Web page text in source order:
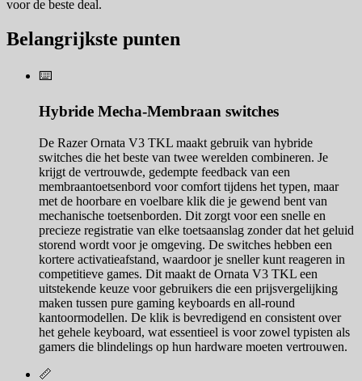
voor de beste deal.
Belangrijkste punten
⌨️
Hybride Mecha-Membraan switches
De Razer Ornata V3 TKL maakt gebruik van hybride
switches die het beste van twee werelden combineren. Je
krijgt de vertrouwde, gedempte feedback van een
membraantoetsenbord voor comfort tijdens het typen, maar
met de hoorbare en voelbare klik die je gewend bent van
mechanische toetsenborden. Dit zorgt voor een snelle en
precieze registratie van elke toetsaanslag zonder dat het geluid
storend wordt voor je omgeving. De switches hebben een
kortere activatieafstand, waardoor je sneller kunt reageren in
competitieve games. Dit maakt de Ornata V3 TKL een
uitstekende keuze voor gebruikers die een prijsvergelijking
maken tussen pure gaming keyboards en all-round
kantoormodellen. De klik is bevredigend en consistent over
het gehele keyboard, wat essentieel is voor zowel typisten als
gamers die blindelings op hun hardware moeten vertrouwen.
📏